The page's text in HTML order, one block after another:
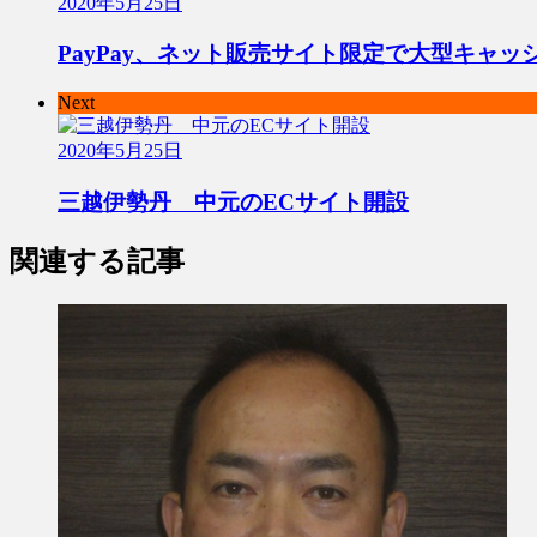
PayPay、ネット販売サイト限定で大型キャ
Next
2020年5月25日
三越伊勢丹 中元のECサイト開設
関連する記事